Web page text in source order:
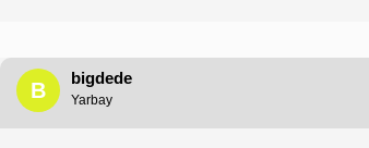
B
bigdede
Yarbay